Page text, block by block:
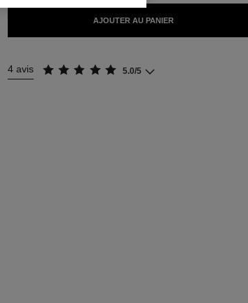
AJOUTER AU PANIER
4 avis 5.0/5